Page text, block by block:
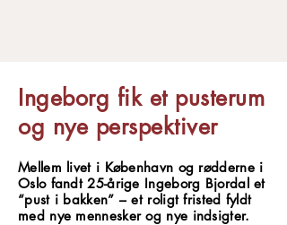
Ingeborg fik et pusterum
og nye perspektiver
Mellem livet i København og rødderne i
Oslo fandt 25-årige Ingeborg Bjordal et
“pust i bakken” – et roligt fristed fyldt
med nye mennesker og nye indsigter.